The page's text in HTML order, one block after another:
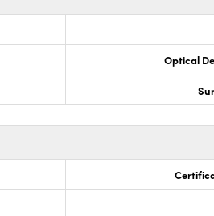
Optical